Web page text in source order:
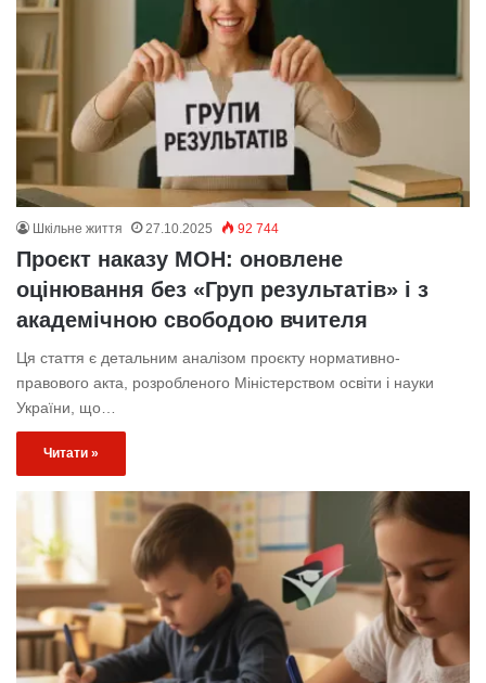
Шкільне життя 27.10.2025 92 744
Проєкт наказу МОН: оновлене
оцінювання без «Груп результатів» і з
академічною свободою вчителя
Ця стаття є детальним аналізом проєкту нормативно-
правового акта, розробленого Міністерством освіти і науки
України, що…
Читати »